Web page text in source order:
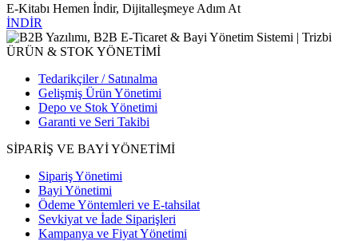
E-Kitabı Hemen İndir, Dijitalleşmeye Adım At
İNDİR
ÜRÜN & STOK YÖNETİMİ
Tedarikçiler / Satınalma
Gelişmiş Ürün Yönetimi
Depo ve Stok Yönetimi
Garanti ve Seri Takibi
SİPARİŞ VE BAYİ YÖNETİMİ
Sipariş Yönetimi
Bayi Yönetimi
Ödeme Yöntemleri ve E-tahsilat
Sevkiyat ve İade Siparişleri
Kampanya ve Fiyat Yönetimi